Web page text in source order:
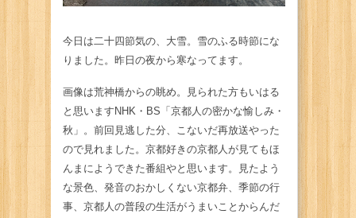
今日は二十四節気の、大雪。雪のふる時節にな
りました。昨日の夜から寒なってます。
画像は荒神橋からの眺め。見られた方もいはる
と思いますNHK・BS「京都人の密かな愉しみ・
秋」。前回見逃した分、こないだ再放送やった
ので見れました。京都好きの京都人が見てもほ
んまにようできた番組やと思います。見たよう
な景色、発音のおかしくない京都弁、季節の行
事、京都人の普段の生活がうまいことからんだ